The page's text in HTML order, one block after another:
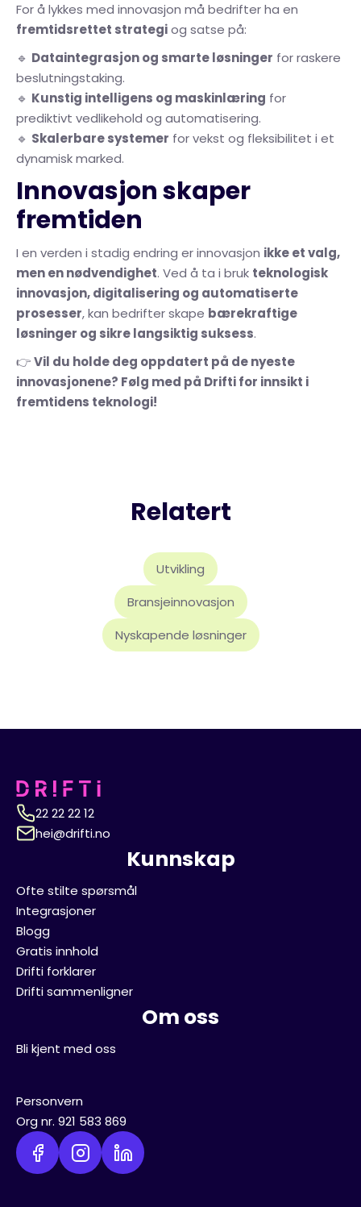
For å lykkes med innovasjon må bedrifter ha en
fremtidsrettet strategiog satse på:
🔹 Dataintegrasjon og smarte løsninger for raskere
beslutningstaking.
🔹 Kunstig intelligens og maskinlæring for
prediktivt vedlikehold og automatisering.
🔹 Skalerbare systemer for vekst og fleksibilitet i et
dynamisk marked.
Innovasjon skaper
fremtiden
I en verden i stadig endring er innovasjon ikke et valg,
men en nødvendighet. Ved å ta i bruk teknologisk
innovasjon, digitalisering og automatiserte
prosesser, kan bedrifter skape bærekraftige
løsninger og sikre langsiktig suksess.
👉Vil du holde deg oppdatert på de nyeste
innovasjonene? Følg med på Drifti for innsikt i
fremtidens teknologi!
Relatert
Utvikling
Bransjeinnovasjon
Nyskapende løsninger
22 22 22 12
hei@drifti.no
Kunnskap
Ofte stilte spørsmål
Integrasjoner
Blogg
Gratis innhold
Drifti forklarer
Drifti sammenligner
Om oss
Bli kjent med oss
Personvern
Org nr. 921 583 869